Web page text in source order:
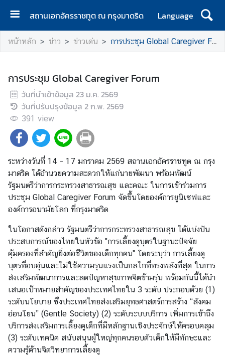
สถานเอกอัครราชทูต ณ กรุงมาดริด
Language
ห
น้
ร
ก
ส
า
เ
อ
ก
อั
ค
ร
า
ช
ทู
ต
ข่
า
ว
หน้าหลัก ข่าว ข่าวเด่น การประชุม Global Caregiver Forum
การประชุม Global Caregiver Forum
วันที่นำเข้าข้อมูล 23 ม.ค. 2569
วันที่ปรับปรุงข้อมูล 2 ก.พ. 2569
391 view
ระหว่างวันที่ 14 - 17 มกราคม 2569 สถานเอกอัครราชทูต ณ กรุง
มาดริด ได้อำนวยความสะดวกให้แก่นายพัฒนา พร้อมพัฒน์
รัฐมนตรีว่าการกระทรวงสาธารณสุข และคณะ ในการเข้าร่วมการ
ประชุม Global Caregiver Forum จัดขึ้นโดยองค์การยูนิเซฟและ
องค์การอนามัยโลก ที่กรุงมาดริด
ในโอกาสดังกล่าว รัฐมนตรีว่าการกระทรวงสาธารณสุข ได้แบ่งปัน
ประสบการณ์ของไทยในหัวข้อ "การเลี้ยงดูบุตรในฐานะปัจจัย
คุ้มครองที่สำคัญยิ่งต่อชีวิตของเด็กทุกคน" โดยระบุว่า การเลี้ยงดู
บุตรที่อบอุ่นและไม่ใช้ความรุนแรงเป็นกลไกที่ทรงพลังที่สุด ในการ
ส่งเสริมพัฒนาการและลดปัญหาสุขภาพจิตข้ามรุ่น พร้อมกันนี้ได้นำ
เสนอเป้าหมายสำคัญของประเทศไทยใน 3 ระดับ ประกอบด้วย (1)
ระดับนโยบาย ซึ่งประเทศไทยส่งเสริมยุทธศาสตร์การสร้าง “สังคม
อ่อนโยน” (Gentle Society) (2) ระดับระบบบริการ เพิ่มการเข้าถึง
บริการส่งเสริมการเลี้ยงดูเด็กที่มีหลักฐานเชิงประจักษ์ให้ครอบคลุม
(3) ระดับเทคนิค สนับสนุนผู้ใหญ่ทุกคนรอบตัวเด็กให้มีทักษะและ
ความรู้ด้านจิตวิทยาการเลี้ยงดู